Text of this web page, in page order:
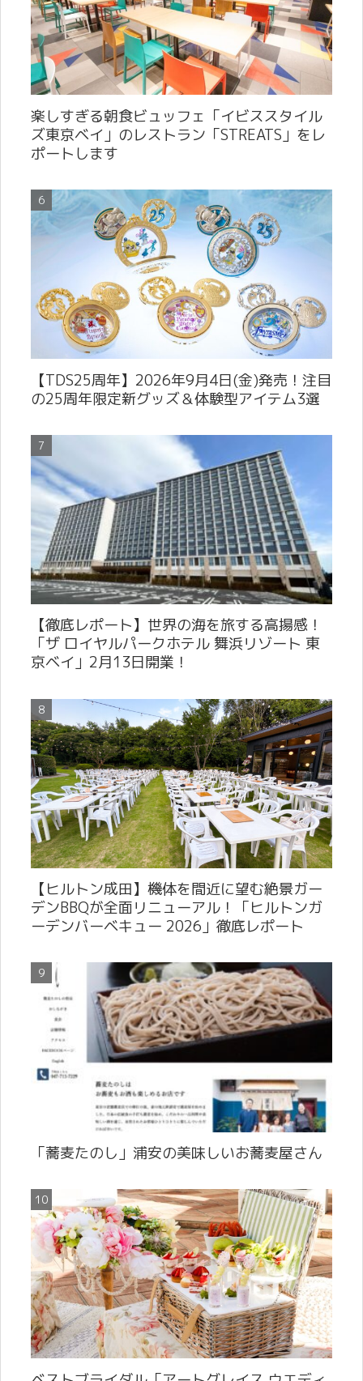
楽しすぎる朝食ビュッフェ「イビススタイル
ズ東京ベイ」のレストラン「STREATS」をレ
ポートします
【TDS25周年】2026年9月4日(金)発売！注目
の25周年限定新グッズ＆体験型アイテム3選
【徹底レポート】世界の海を旅する高揚感！
「ザ ロイヤルパークホテル 舞浜リゾート 東
京ベイ」2月13日開業！
【ヒルトン成田】機体を間近に望む絶景ガー
デンBBQが全面リニューアル！「ヒルトンガ
ーデンバーベキュー 2026」徹底レポート
「蕎麦たのし」浦安の美味しいお蕎麦屋さん